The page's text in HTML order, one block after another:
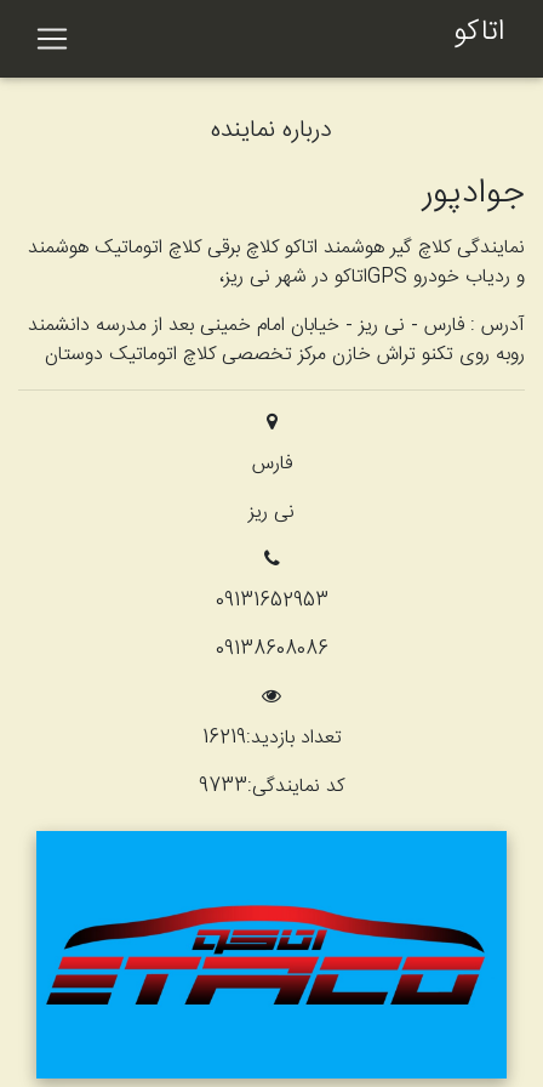
اتاکو
درباره نماینده
جوادپور
نمایندگی کلاچ گیر هوشمند اتاکو کلاچ برقی کلاچ اتوماتیک هوشمند
و ردیاب خودرو GPSاتاکو در شهر نی ریز،
آدرس : فارس - نی ریز - خیابان امام خمینی بعد از مدرسه دانشمند
روبه روی تکنو تراش خازن مرکز تخصصی کلاچ اتوماتیک دوستان
فارس
نی ریز
09131652953
09138608086
تعداد بازدید:16219
کد نمایندگی:9733